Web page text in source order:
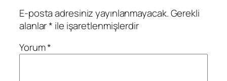
E-posta adresiniz yayınlanmayacak.Gerekli
alanlar* ile işaretlenmişlerdir
Yorum*